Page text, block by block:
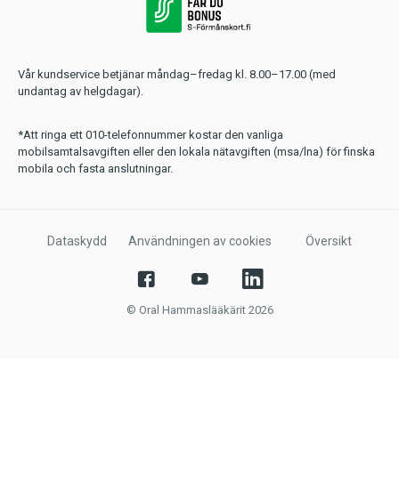
Vår kundservice betjänar måndag–fredag kl. 8.00–17.00 (med
undantag av helgdagar).
*Att ringa ett 010-telefonnummer kostar den vanliga
mobilsamtalsavgiften eller den lokala nätavgiften (msa/lna) för finska
mobila och fasta anslutningar.
Dataskydd Användningen av cookies Översikt
© Oral Hammaslääkärit 2026